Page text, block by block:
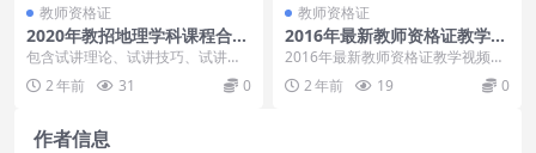
教师资格证
2020年教招地理学科课程合集
【面试培训（6课）+笔试培训
包含试讲理论、试讲技巧、试讲指
导。。。。大小：14.57GB 理论指
导笔试指导
2 年前 31 0
教师资格证
2016年最新教师资格证教学视
频与资料分享
2016年最新教师资格证教学视频与
资料分享[百度云网盘] 如图，最新
的教师资格证...
2 年前 19 0
作者信息